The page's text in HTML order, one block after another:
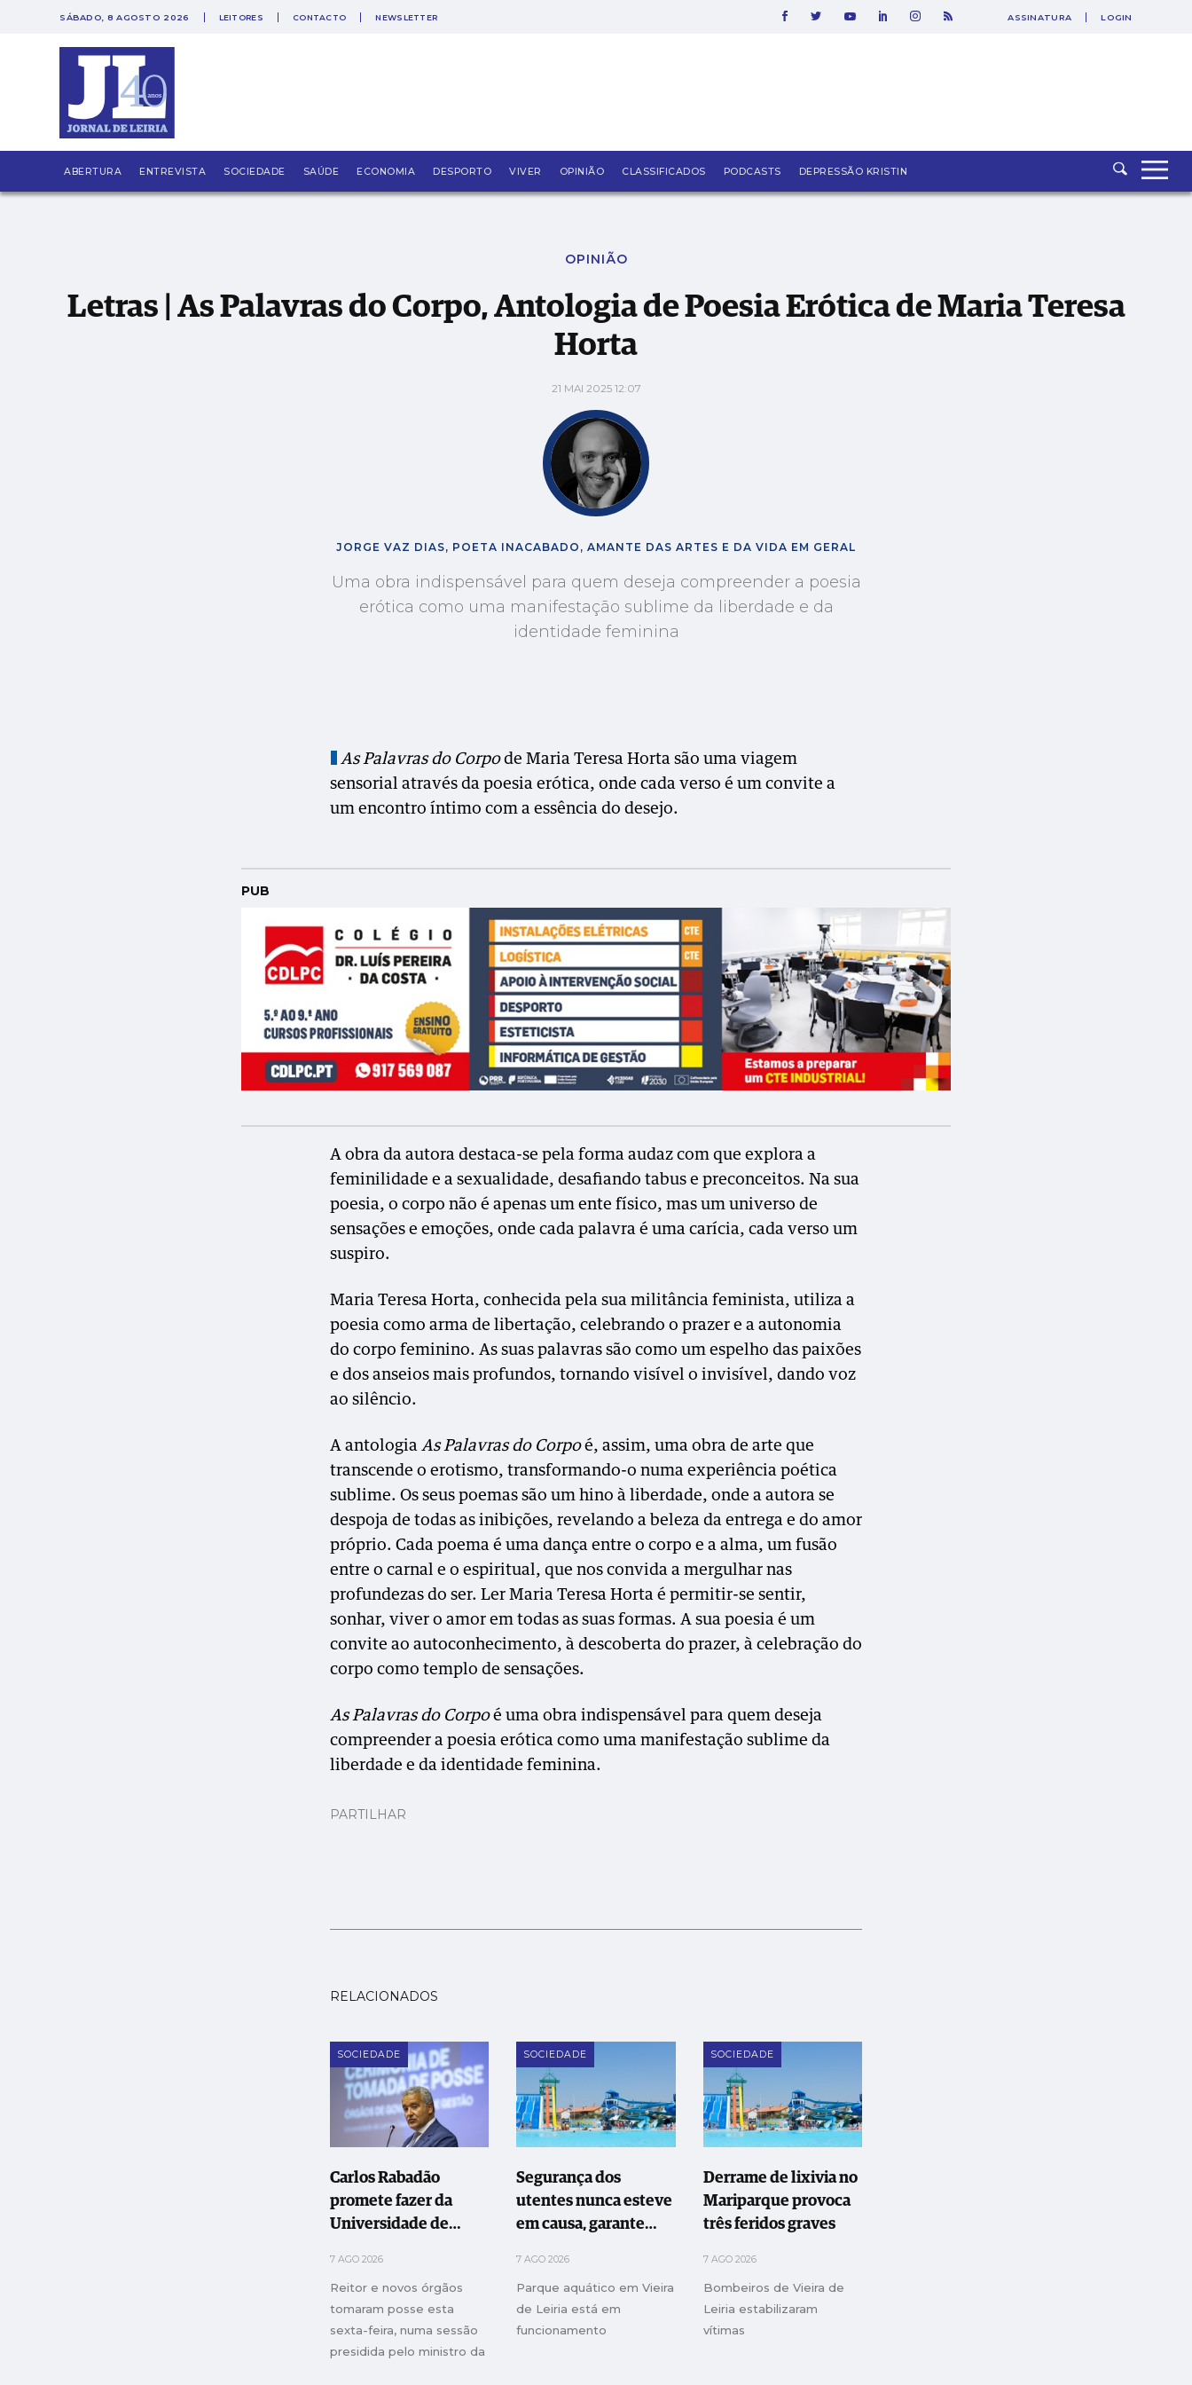
SÁBADO, 8 AGOSTO 2026 LEITORES CONTACTO NEWSLETTER ASSINATURA LOGIN
ABERTURA ENTREVISTA SOCIEDADE SAÚDE ECONOMIA DESPORTO VIVER OPINIÃO CLASSIFICADOS PODCASTS DEPRESSÃO KRISTIN
Letras | As Palavras do Corpo, Antologia de Poesia Erótica de Maria Teresa Horta
OPINIÃO
Letras | As Palavras do Corpo, Antologia de Poesia Erótica de Maria Teresa
Horta
21 MAI 2025 12:07
JORGE VAZ DIAS, POETA INACABADO, AMANTE DAS ARTES E DA VIDA EM GERAL
Uma obra indispensável para quem deseja compreender a poesia
erótica como uma manifestação sublime da liberdade e da
identidade feminina
As Palavras do Corpode Maria Teresa Horta são uma viagem
sensorial através da poesia erótica, onde cada verso é um convite a
um encontro íntimo com a essência do desejo.
PUB
A obra da autora destaca-se pela forma audaz com que explora a
feminilidade e a sexualidade, desafiando tabus e preconceitos. Na sua
poesia, o corpo não é apenas um ente físico, mas um universo de
sensações e emoções, onde cada palavra é uma carícia, cada verso um
suspiro.
Maria Teresa Horta, conhecida pela sua militância feminista, utiliza a
poesia como arma de libertação, celebrando o prazer e a autonomia
do corpo feminino. As suas palavras são como um espelho das paixões
e dos anseios mais profundos, tornando visível o invisível, dando voz
ao silêncio.
A antologia As Palavras do Corpoé, assim, uma obra de arte que
transcende o erotismo, transformando-o numa experiência poética
sublime. Os seus poemas são um hino à liberdade, onde a autora se
despoja de todas as inibições, revelando a beleza da entrega e do amor
próprio. Cada poema é uma dança entre o corpo e a alma, um fusão
entre o carnal e o espiritual, que nos convida a mergulhar nas
profundezas do ser. Ler Maria Teresa Horta é permitir-se sentir,
sonhar, viver o amor em todas as suas formas. A sua poesia é um
convite ao autoconhecimento, à descoberta do prazer, à celebração do
corpo como templo de sensações.
As Palavras do Corpoé uma obra indispensável para quem deseja
compreender a poesia erótica como uma manifestação sublime da
liberdade e da identidade feminina.
PARTILHAR
RELACIONADOS
SOCIEDADE
Carlos Rabadão
promete fazer da
Universidade de
"transformadora"
7 AGO 2026
Reitor e novos órgãos
tomaram posse esta
sexta-feira, numa sessão
presidida pelo ministro da
SOCIEDADE
Segurança dos
utentes nunca esteve
em causa, garante
7 AGO 2026
Parque aquático em Vieira
de Leiria está em
funcionamento
SOCIEDADE
Derrame de lixivia no
Mariparque provoca
três feridos graves
7 AGO 2026
Bombeiros de Vieira de
Leiria estabilizaram
vítimas